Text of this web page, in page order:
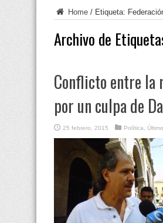
Home / Etiqueta:
Archivo de
Conflicto entre la
por un culpa de
25 febrero, 2015 Política